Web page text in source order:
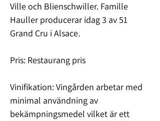
Ville och Blienschwiller. Famille
Hauller producerar idag 3 av 51
Grand Cru i Alsace.
Pris: Restaurang pris
Vinifikation: Vingården arbetar med
minimal användning av
bekämpningsmedel vilket är ett